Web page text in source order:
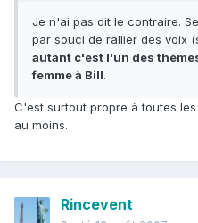
Je n'ai pas dit le contraire.
par souci de rallier des voix
autant c'est l'un des
femme à Bill.
C'est surtout propre à toutes
au moins.
Rincevent